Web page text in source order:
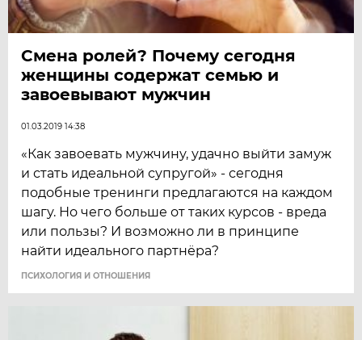
Смена ролей? Почему сегодня
женщины содержат семью и
завоевывают мужчин
01.03.2019 14:38
«Как завоевать мужчину, удачно выйти замуж
и стать идеальной супругой» - сегодня
подобные тренинги предлагаются на каждом
шагу. Но чего больше от таких курсов - вреда
или пользы? И возможно ли в принципе
найти идеального партнёра?
ПСИХОЛОГИЯ И ОТНОШЕНИЯ